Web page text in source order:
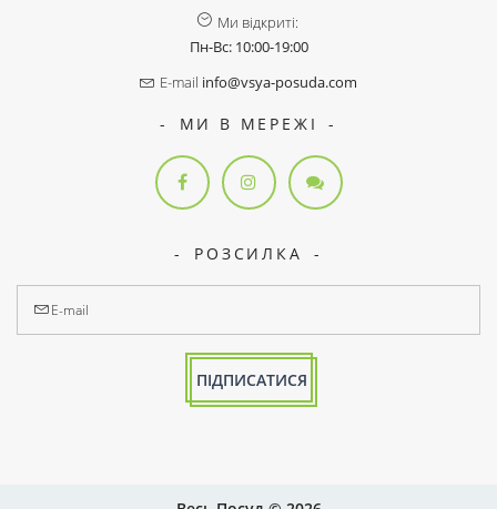
Ми відкриті:
Пн-Вс: 10:00-19:00
E-mail info@vsya-posuda.com
МИ В МЕРЕЖІ
РОЗСИЛКА
ПІДПИСАТИСЯ